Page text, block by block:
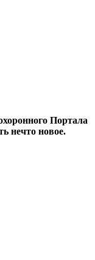
Портала
нечто новое.